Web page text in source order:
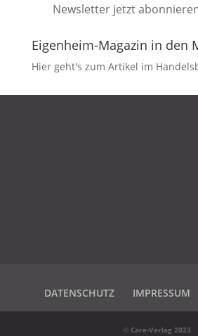
Newsletter jetzt
Eigenheim-Magazin in den
Hier geht's zum Artikel im
DATENSCHUTZ
DATENSCHUTZ IMPRESSUM
© Care-Verlag 2023